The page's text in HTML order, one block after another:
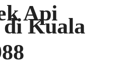
Api
Kuala